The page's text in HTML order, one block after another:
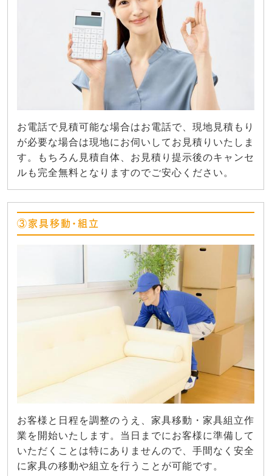
お電話で見積可能な場合はお電話で、現地見積もり
が必要な場合は現地にお伺いしてお見積りいたしま
す。もちろん見積自体、お見積り提示後のキャンセ
ルも完全無料となりますのでご安心ください。
③家具移動・組立
お客様と日程を調整のうえ、家具移動・家具組立作
業を開始いたします。当日までにお客様に準備して
いただくことは特にありませんので、手間なく安全
に家具の移動や組立を行うことが可能です。